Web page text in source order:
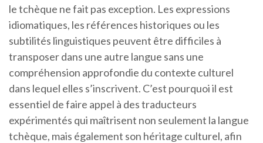
le tchèque ne fait pas exception. Les expressions
idiomatiques, les références historiques ou les
subtilités linguistiques peuvent être difficiles à
transposer dans une autre langue sans une
compréhension approfondie du contexte culturel
dans lequel elles s’inscrivent. C’est pourquoi il est
essentiel de faire appel à des traducteurs
expérimentés qui maîtrisent non seulement la langue
tchèque, mais également son héritage culturel, afin